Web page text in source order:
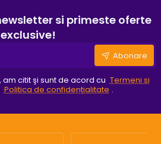
si primeste oferte
exclusive!
Abonare
am citit şi sunt de acord cu Termeni si
Politica de confidențialitate .